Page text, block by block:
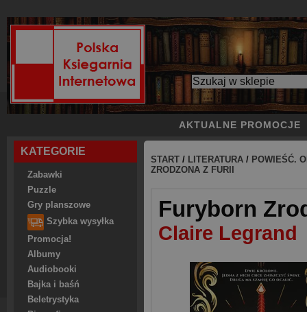
AKTUALNE PROMOCJE
KATEGORIE
Zabawki
Puzzle
Gry planszowe
Szybka wysyłka
Promocja!
Albumy
Audiobooki
Bajka i baśń
Beletrystyka
START / LITERATURA / POWIEŚĆ.
ZRODZONA Z FURII
Furyborn
Claire Legrand